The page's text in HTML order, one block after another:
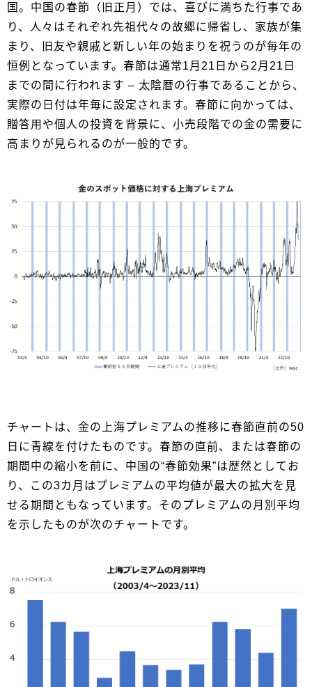
国。中国の春節（旧正月）では、喜びに満ちた行事であ
り、人々はそれぞれ先祖代々の故郷に帰省し、家族が集
まり、旧友や親戚と新しい年の始まりを祝うのが毎年の
恒例となっています。春節は通常1月21日から2月21日
までの間に行われます – 太陰暦の行事であることから、
実際の日付は年毎に設定されます。春節に向かっては、
贈答用や個人の投資を背景に、小売段階での金の需要に
高まりが見られるのが一般的です。
チャートは、金の上海プレミアムの推移に春節直前の50
日に青線を付けたものです。春節の直前、または春節の
期間中の縮小を前に、中国の“春節効果”は歴然としてお
り、この3カ月はプレミアムの平均値が最大の拡大を見
せる期間ともなっています。そのプレミアムの月別平均
を示したものが次のチャートです。